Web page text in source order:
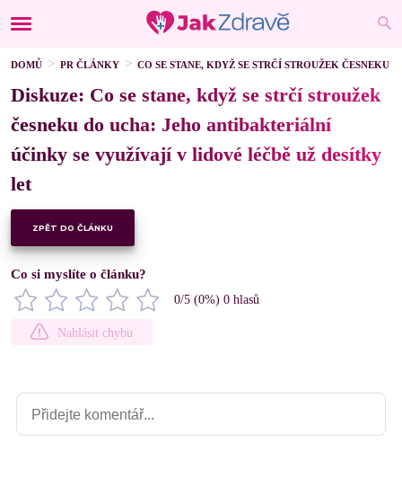
DOMŮ PR ČLÁNKY CO SE STANE, KDYŽ SE STRČÍ STROUŽEK
Diskuze: Co se stane, když se strčí stroužek
česneku do ucha: Jeho antibakteriální
účinky se využívají v lidové léčbě už desítky
let
ZPĚT DO ČLÁNKU
Co si myslíte o článku?
0/5 (0%) 0 hlasů
Nahlásit chybu